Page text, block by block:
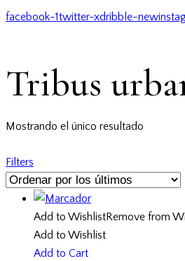
facebook-1twitter-xdribble-new
Tribus
Mostrando el único resultado
Filters
Add to WishlistRemove from
Add to Wishlist
Add to Cart